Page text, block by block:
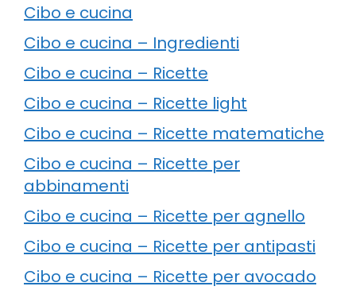
Cibo e cucina
Cibo e cucina – Ingredienti
Cibo e cucina – Ricette
Cibo e cucina – Ricette light
Cibo e cucina – Ricette matematiche
Cibo e cucina – Ricette per
abbinamenti
Cibo e cucina – Ricette per agnello
Cibo e cucina – Ricette per antipasti
Cibo e cucina – Ricette per avocado